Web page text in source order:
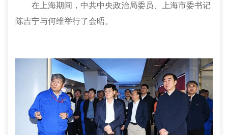
在上海期间，中共中央政治局委员、上海市委书记
陈吉宁与何维举行了会晤。